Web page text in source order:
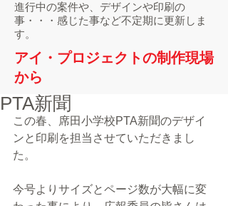
進行中の案件や、デザインや印刷の
事・・・感じた事など不定期に更新しま
す。
アイ・プロジェクトの制作現場
から
PTA新聞
この春、席田小学校PTA新聞のデザイ
ンと印刷を担当させていただきまし
た。
今号よりサイズとページ数が大幅に変